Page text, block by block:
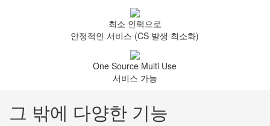
최소 인력으로
안정적인 서비스 (CS 발생 최소화)
One Source Multi Use
서비스 가능
그 밖에 다양한 기능